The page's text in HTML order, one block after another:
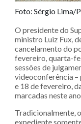
Foto: Sérgio Lima/
O presidente do
ministro Luiz Fux,
cancelamento do
fevereiro, quarta-
sessões de
videoconferência –
e 18 de fevereiro,
marcadas neste ano.
Tradicionalmente,
expediente